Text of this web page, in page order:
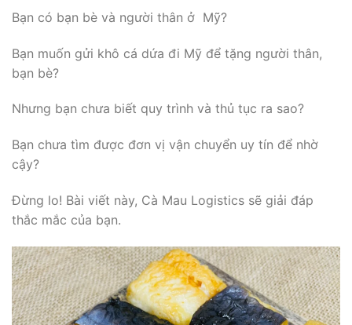
Bạn có bạn bè và người thân ở Mỹ?
Bạn muốn gửi khô cá dứa đi Mỹ để tặng người thân,
bạn bè?
Nhưng bạn chưa biết quy trình và thủ tục ra sao?
Bạn chưa tìm được đơn vị vận chuyển uy tín để nhờ
cậy?
Đừng lo! Bài viết này, Cà Mau Logistics sẽ giải đáp
thắc mắc của bạn.